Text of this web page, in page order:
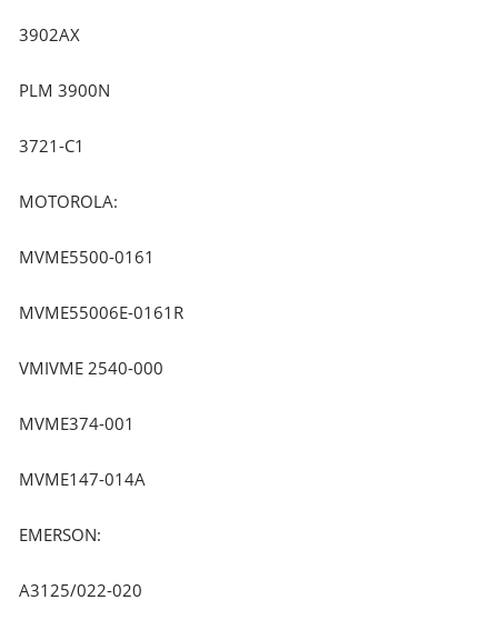
3902AX
PLM 3900N
3721-C1
MOTOROLA:
MVME5500-0161
MVME55006E-0161R
VMIVME 2540-000
MVME374-001
MVME147-014A
EMERSON:
A3125/022-020